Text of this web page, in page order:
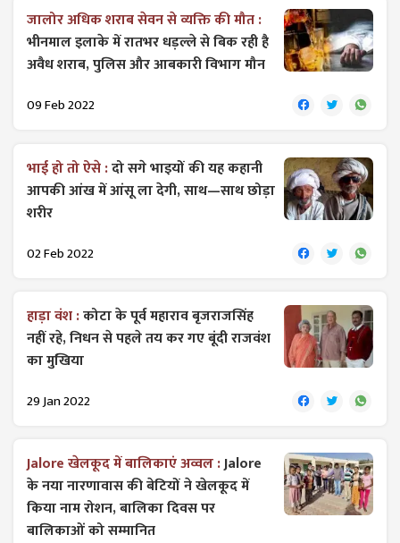
जालोर अधिक शराब सेवन से व्यक्ति की मौत :
भीनमाल इलाके में रातभर धड़ल्ले से बिक रही है
अवैध शराब, पुलिस और आबकारी विभाग मौन
09 Feb 2022
भाई हो तो ऐसे :दो सगे भाइयों की यह कहानी
आपकी आंख में आंसू ला देगी, साथ—साथ छोड़ा
शरीर
02 Feb 2022
हाड़ा वंश :कोटा के पूर्व महाराव बृजराजसिंह
नहीं रहे, निधन से पहले तय कर गए बूंदी राजवंश
का मुखिया
29 Jan 2022
Jalore खेलकूद में बालिकाएं अव्वल :Jalore
के नया नारणावास की बेटियों ने खेलकूद में
किया नाम रोशन, बालिका दिवस पर
बालिकाओं को सम्मानित